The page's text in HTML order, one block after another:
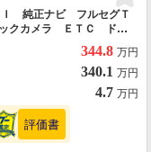
Ｉ 純正ナビ フルセグＴ
クカメラ ＥＴＣ ドラ
オートライト 純正フ
344.8 万円
340.1 万円
4.7 万円